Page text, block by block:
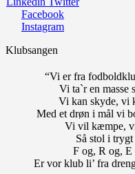
Facebook
Instagram
Klubsangen
“Vi er fra
Vi ta`r en masse
Vi kan skyde, vi
Med et drøn i mål vi
Vi vil kæmpe,
Så stol i trygt
F og, R og,
Er vor klub li’ fra